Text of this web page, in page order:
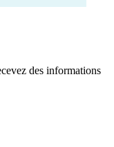
des informations